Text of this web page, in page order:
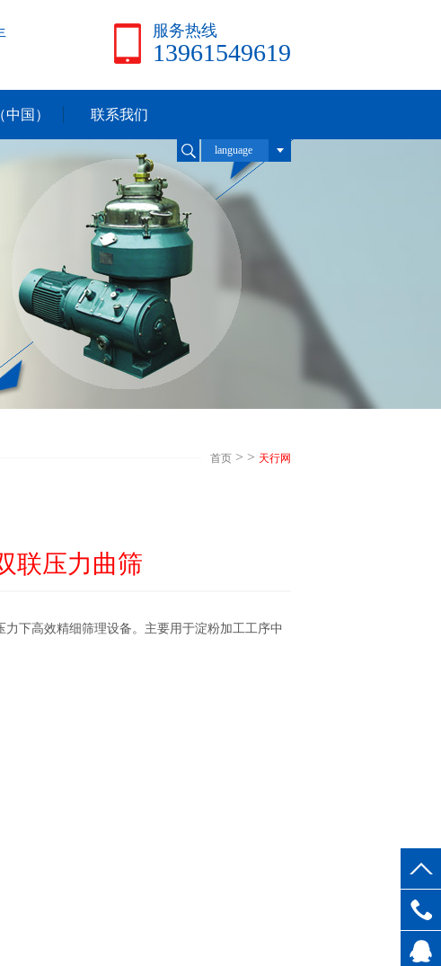
服务热线
13961549619
国） 联系我们
language
首页 > > 天行网
联压力曲筛
力下高效精细筛理设备。主要用于淀粉加工工序中采取多级逆流洗涤、筛